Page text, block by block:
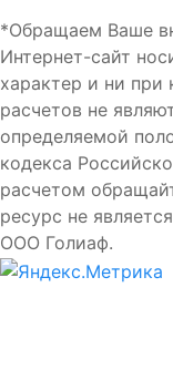
*Обращаем Ваше
Интернет-сайт
характер и ни при
расчетов не
определяемой
кодекса
расчетом
ресурс не
ООО Голиаф.